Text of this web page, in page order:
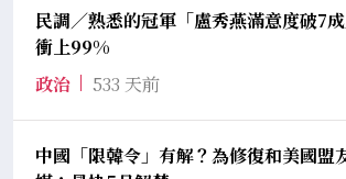
民調／熟悉的冠軍「盧秀燕滿意度破7
衝上99%
政治
533 天前
中國「限韓令」有解？為修復和美國盟